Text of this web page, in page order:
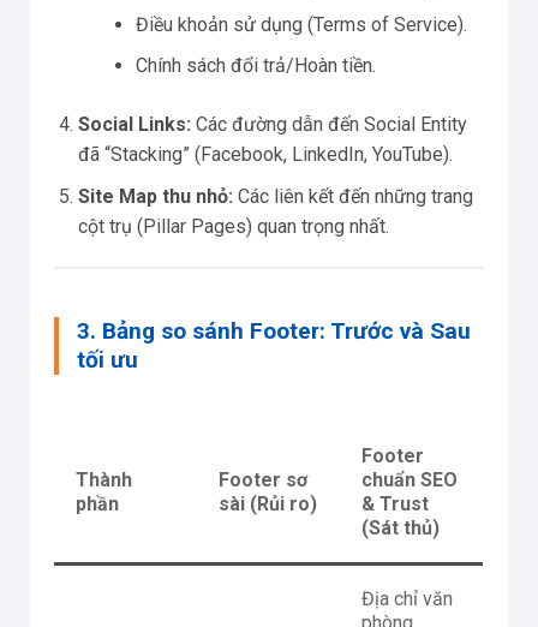
Điều khoản sử dụng (Terms of Service).
Chính sách đổi trả/Hoàn tiền.
Social Links: Các đường dẫn đến Social Entity
đã “Stacking” (Facebook, LinkedIn, YouTube).
Site Map thu nhỏ: Các liên kết đến những trang
cột trụ (Pillar Pages) quan trọng nhất.
3. Bảng so sánh Footer: Trước và Sau
tối ưu
Thành
phần
Footer sơ
sài (Rủi ro)
Footer
chuẩn SEO
& Trust
(Sát thủ)
Địa chỉ văn